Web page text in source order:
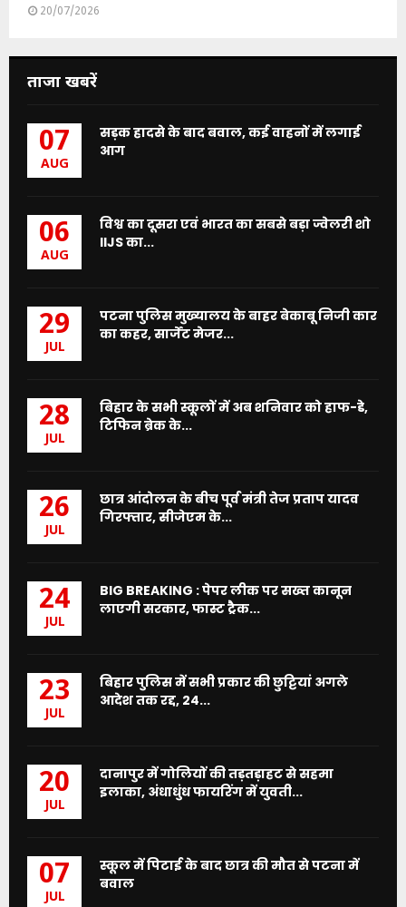
20/07/2026
ताजा खबरें
07
AUG
सड़क हादसे के बाद बवाल, कई वाहनों में लगाई
आग
06
AUG
विश्व का दूसरा एवं भारत का सबसे बड़ा ज्वेलरी शो
IIJS का...
29
JUL
पटना पुलिस मुख्यालय के बाहर बेकाबू निजी कार
का कहर, सार्जेंट मेजर...
28
JUL
बिहार के सभी स्कूलों में अब शनिवार को हाफ-डे,
टिफिन ब्रेक के...
26
JUL
छात्र आंदोलन के बीच पूर्व मंत्री तेज प्रताप यादव
गिरफ्तार, सीजेएम के...
24
JUL
BIG BREAKING : पेपर लीक पर सख्त कानून
लाएगी सरकार, फास्ट ट्रैक...
23
JUL
बिहार पुलिस में सभी प्रकार की छुट्टियां अगले
आदेश तक रद्द, 24...
20
JUL
दानापुर में गोलियों की तड़तड़ाहट से सहमा
इलाका, अंधाधुंध फायरिंग में युवती...
07
JUL
स्कूल में पिटाई के बाद छात्र की मौत से पटना में
बवाल